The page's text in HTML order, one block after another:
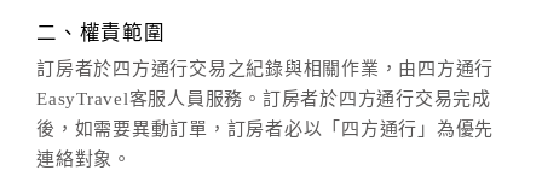
二、權責範圍
訂房者於四方通行交易之紀錄與相關作業，由四方通行
EasyTravel客服人員服務。訂房者於四方通行交易完成
後，如需要異動訂單，訂房者必以「四方通行」為優先
連絡對象。